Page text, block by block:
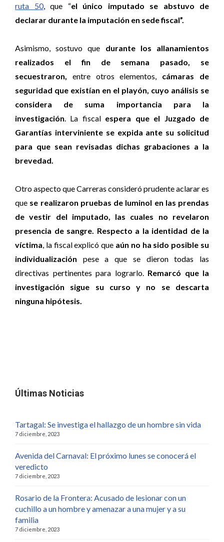
ruta 50, que “el único imputado se abstuvo de
declarar durante la imputación en sede fiscal”.
Asimismo, sostuvo que durante los allanamientos
realizados el fin de semana pasado, se
secuestraron, entre otros elementos, cámaras de
seguridad que existían en el playón, cuyo análisis se
considera de suma importancia para la
investigación. La fiscal espera que el Juzgado de
Garantías interviniente se expida ante su solicitud
para que sean revisadas dichas grabaciones a la
brevedad.
Otro aspecto que Carreras consideró prudente aclarar es
que se realizaron pruebas de luminol en las prendas
de vestir del imputado, las cuales no revelaron
presencia de sangre. Respecto a la identidad de la
víctima, la fiscal explicó que aún no ha sido posible su
individualización pese a que se dieron todas las
directivas pertinentes para lograrlo. Remarcó que la
investigación sigue su curso y no se descarta
ninguna hipótesis.
Últimas Noticias
Tartagal: Se investiga el hallazgo de un hombre sin vida
7 diciembre, 2023
Avenida del Carnaval: El próximo lunes se conocerá el
veredicto
7 diciembre, 2023
Rosario de la Frontera: Acusado de lesionar con un
cuchillo a un hombre y amenazar a una mujer y a su
familia
7 diciembre, 2023